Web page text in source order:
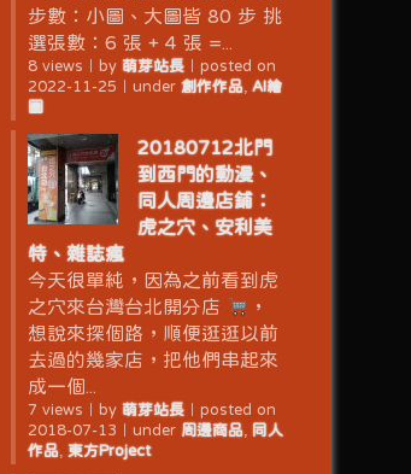
步數：小圖、大圖皆 80 步 挑
選張數：6 張 + 4 張 =...
8 views by 萌芽站長｜ posted on
2022-11-25
under 創作作品, AI繪
圖
20180712北門
到西門的動漫、
同人周邊店鋪：
虎之穴、安利美
特、雜誌瘋
今天很單純，因為之前看到虎
之穴來台灣台北開分店
，
想說來探個路，順便逛逛以前
去過的幾家店，把他們串起來
成一個...
7 views by 萌芽站長｜ posted on
2018-07-13
under 周邊商品,
同人
作品, 東方Project